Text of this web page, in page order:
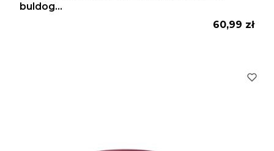
buldog...
Cena
60,99 zł